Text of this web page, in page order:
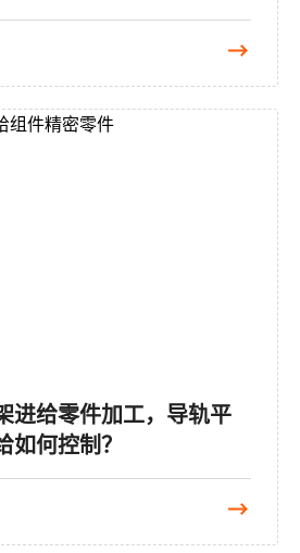
进给零件加工，导轨平
如何控制？